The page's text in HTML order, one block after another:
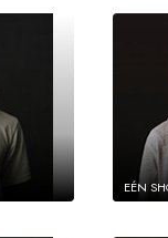
EÉN